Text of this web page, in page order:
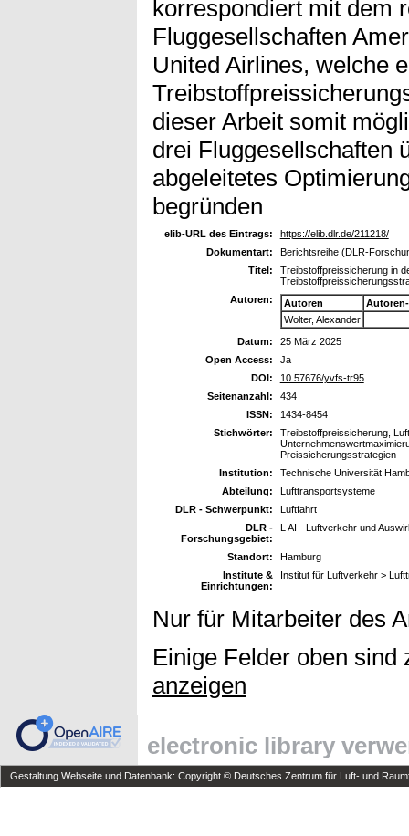
korrespondiert mit dem
Fluggesellschaften
United Airlines, welche
dieser Arbeit somit
drei Fluggesellschaften
abgeleitetes
begründen
elib-URL des Eintrags:
https://elib.dlr.de/211218/
Dokumentart:
Berichtsreihe (DLR-
Titel:
Treibstoffpreissicherung in
Autoren:
Autoren
Wolter, Alexander
Datum:
25 März 2025
Open Access:
Ja
DOI:
10.57676/yvfs-tr95
Seitenanzahl:
434
ISSN:
1434-8454
Stichwörter:
Treibstoffpreissicherung,
Preissicherungsstrategien
Institution:
Technische Universität
Abteilung:
Lufttransportsysteme
DLR - Schwerpunkt:
Luftfahrt
DLR -
Forschungsgebiet:
L AI - Luftverkehr und
Standort:
Hamburg
Institute &
Einrichtungen:
Institut für Luftverkehr >
Nur für Mitarbeiter des
Einige Felder oben
anzeigen
electronic library
Gestaltung Webseite und Datenbank: Copyright © Deutsches Zentrum für Luft- und